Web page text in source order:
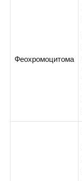
Феохромоцитома